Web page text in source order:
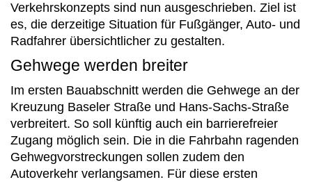
Verkehrskonzepts sind nun ausgeschrieben. Ziel ist
es, die derzeitige Situation für Fußgänger, Auto- und
Radfahrer übersichtlicher zu gestalten.
Gehwege werden breiter
Im ersten Bauabschnitt werden die Gehwege an der
Kreuzung Baseler Straße und Hans-Sachs-Straße
verbreitert. So soll künftig auch ein barrierefreier
Zugang möglich sein. Die in die Fahrbahn ragenden
Gehwegvorstreckungen sollen zudem den
Autoverkehr verlangsamen. Für diese ersten